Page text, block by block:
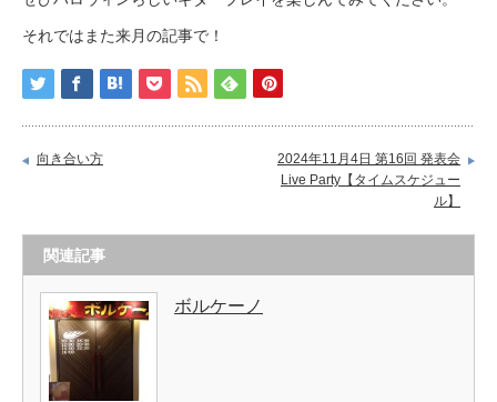
それではまた来月の記事で！
向き合い方
2024年11月4日 第16回 発表会
Live Party【タイムスケジュー
ル】
関連記事
ボルケーノ